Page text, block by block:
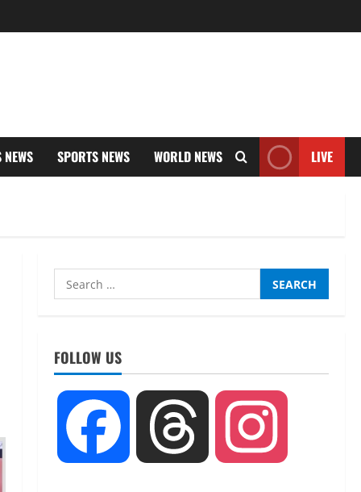
SPORTS NEWS WORLD NEWS LIVE
Search
for:
FOLLOW US
Facebook Threads
UTTARAKHAND NEWS
तीलू रौतेली पुरस्कार के लिए 13
वीरांगनाओं का चयन : रेखा आर्या
August 6, 2026